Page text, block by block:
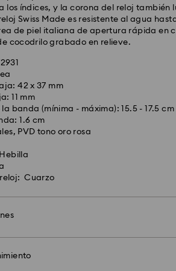
los índices, y la corona del reloj también
Swiss Made es resistente al agua
de piel italiana de apertura rápida en
cocodrilo grabado en relieve.
42 x 37 mm
11 mm
banda (mínima - máxima): 15.5 - 17.5 cm
1.6 cm
PVD tono oro rosa
Cuarzo
EUR 6.95
por compras superiores a: EUR 99
de lunes a viernes antes de las 14:30h
enviados el mismo día laboral.
1-2 días laborables después del
EUR 19
realizar envíos a apartados postales ni a
(direcciones del ejército y de la
propiedad de Swarovski hasta la
y un envoltorio colorido. Además